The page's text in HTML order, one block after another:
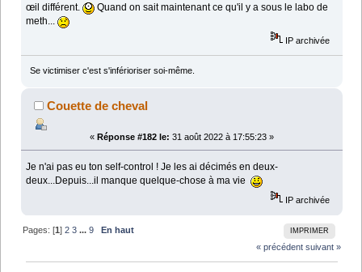
œil différent.
Quand on sait maintenant ce qu'il y a sous le labo de
meth...
IP archivée
Se victimiser c'est s'inférioriser soi-même.
Couette de cheval
« Réponse #182 le: 31 août 2022 à 17:55:23 »
Je n'ai pas eu ton self-control ! Je les ai décimés en deux-
deux...Depuis...il manque quelque-chose à ma vie
IP archivée
IMPRIMER
Pages: [1]2 3 ...9
En haut
« précédent suivant »